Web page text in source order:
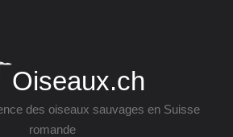
Oiseaux.ch
des oiseaux sauvages en Suisse
romande